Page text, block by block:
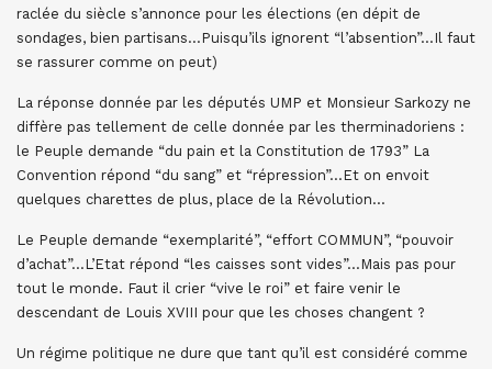
raclée du siècle s’annonce pour les élections (en dépit de
sondages, bien partisans…Puisqu’ils ignorent “l’absention”…Il faut
se rassurer comme on peut)
La réponse donnée par les députés UMP et Monsieur Sarkozy ne
diffère pas tellement de celle donnée par les therminadoriens :
le Peuple demande “du pain et la Constitution de 1793” La
Convention répond “du sang” et “répression”…Et on envoit
quelques charettes de plus, place de la Révolution…
Le Peuple demande “exemplarité”, “effort COMMUN”, “pouvoir
d’achat”…L’Etat répond “les caisses sont vides”…Mais pas pour
tout le monde. Faut il crier “vive le roi” et faire venir le
descendant de Louis XVIII pour que les choses changent ?
Un régime politique ne dure que tant qu’il est considéré comme